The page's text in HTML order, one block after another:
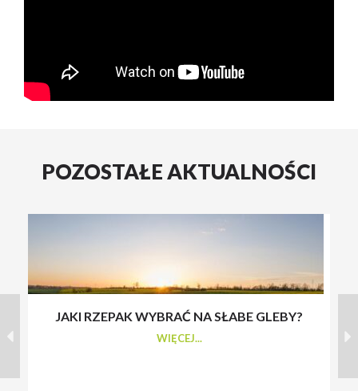
POZOSTAŁE AKTUALNOŚCI
JAKI RZEPAK WYBRAĆ NA SŁABE GLEBY?
WIĘCEJ...